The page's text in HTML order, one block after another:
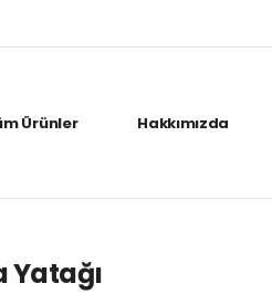
Ürünler Hakkımızda
Yatağı